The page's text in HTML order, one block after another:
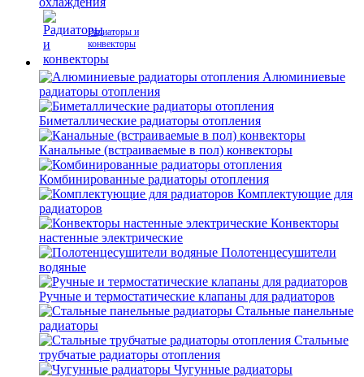
Радиаторы и
конвекторы
Алюминиевые
радиаторы отопления
Биметаллические радиаторы отопления
Канальные (встраиваемые в пол) конвекторы
Комбинированные радиаторы отопления
Комплектующие для
радиаторов
Конвекторы
настенные электрические
Полотенцесушители
водяные
Ручные и термостатические клапаны для радиаторов
Стальные панельные
радиаторы
Стальные
трубчатые радиаторы отопления
Чугунные радиаторы